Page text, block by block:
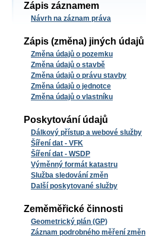
Zápis záznamem
Návrh na záznam práva
Zápis (změna) jiných údajů
Změna údajů o pozemku
Změna údajů o stavbě
Změna údajů o právu stavby
Změna údajů o jednotce
Změna údajů o vlastníku
Poskytování údajů
Dálkový přístup a webové služby
Šíření dat - VFK
Šíření dat - WSDP
Výměnný formát katastru
Služba sledování změn
Další poskytované služby
Zeměměřické činnosti
Geometrický plán (GP)
Záznam podrobného měření změn